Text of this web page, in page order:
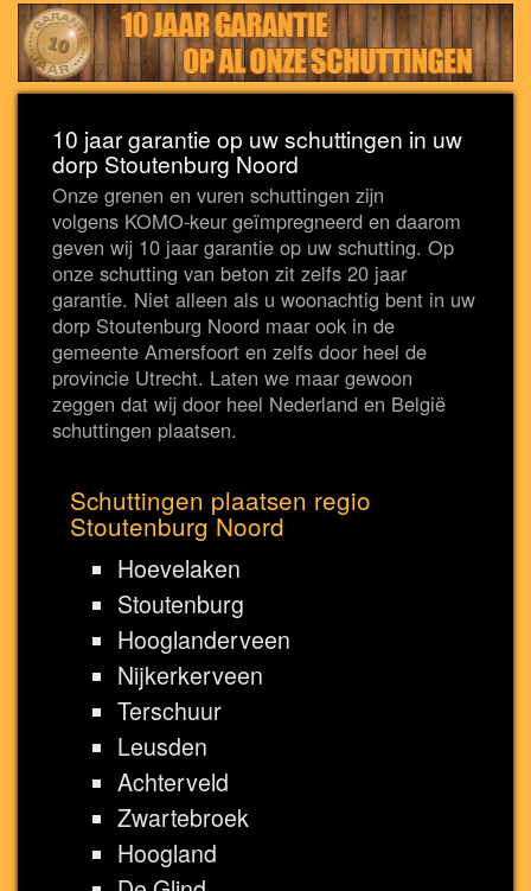
10 jaar garantie op uw schuttingen in uw
dorp Stoutenburg Noord
Onze grenen en vuren schuttingen zijn
volgens KOMO-keur geïmpregneerd en daarom
geven wij 10 jaar garantie op uw schutting. Op
onze schutting van beton zit zelfs 20 jaar
garantie. Niet alleen als u woonachtig bent in uw
dorp Stoutenburg Noord maar ook in de
gemeente Amersfoort en zelfs door heel de
provincie Utrecht. Laten we maar gewoon
zeggen dat wij door heel Nederland en België
schuttingen plaatsen.
Schuttingen plaatsen regio
Stoutenburg Noord
Hoevelaken
Stoutenburg
Hooglanderveen
Nijkerkerveen
Terschuur
Leusden
Achterveld
Zwartebroek
Hoogland